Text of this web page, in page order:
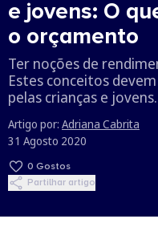
e jovens: O
o orçamento
Ter noções de
Estes conceitos
pelas crianças e jovens.
Artigo por: Adriana Cabrita
31 Agosto 2020
0 Gostos
Partilhar artigo